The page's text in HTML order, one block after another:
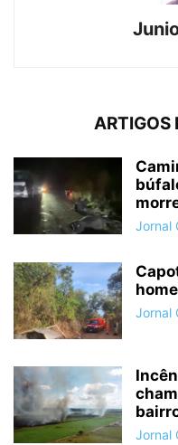
ARTIGOS
Jornal
Jornal
Jornal